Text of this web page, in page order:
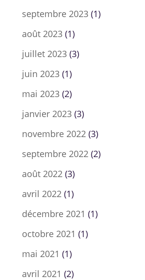
septembre 2023(1)
août 2023(1)
juillet 2023(3)
juin 2023(1)
mai 2023(2)
janvier 2023(3)
novembre 2022(3)
septembre 2022(2)
août 2022(3)
avril 2022(1)
décembre 2021 (1)
octobre 2021 (1)
mai 2021 (1)
avril 2021 (2)